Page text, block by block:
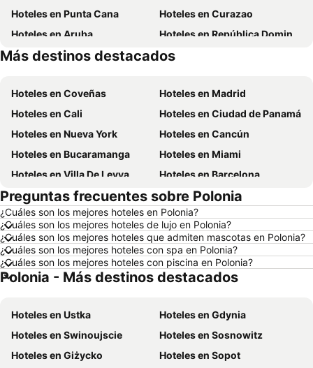
Hoteles en Punta Cana
Hoteles en Curazao
Hoteles en Aruba
Hoteles en República Dominicana
Hoteles en Panamá
Hoteles en Santiago de Chile
Más destinos destacados
Hoteles en Coveñas
Hoteles en Madrid
Hoteles en Cali
Hoteles en Ciudad de Panamá
Hoteles en Nueva York
Hoteles en Cancún
Hoteles en Bucaramanga
Hoteles en Miami
Hoteles en Villa De Leyva
Hoteles en Barcelona
Hoteles en Melgar
Hoteles en París
Hoteles en Roma
Hoteles en Ciudad de México
Hoteles en Pereira
Hoteles en Orlando
Hoteles en Villavicencio
Hoteles en Río de Janeiro
Hoteles en Girardot
Hoteles en San Andrés, Providencia and Santa Catalina
Hoteles en Los Cabos
Hoteles en Colombia
Hoteles en Isla Margarita
Hoteles en Riviera Maya
Hoteles en Risaralda
Hoteles en EE. UU.
Preguntas frecuentes sobre Polonia
¿Cuáles son los mejores hoteles en Polonia?
¿Cuáles son los mejores hoteles de lujo en Polonia?
¿Cuáles son los mejores hoteles que admiten mascotas en Polonia?
¿Cuáles son los mejores hoteles con spa en Polonia?
¿Cuáles son los mejores hoteles con piscina en Polonia?
Polonia - Más destinos destacados
Hoteles en Ustka
Hoteles en Gdynia
Hoteles en Swinoujscie
Hoteles en Sosnowitz
Hoteles en Giżycko
Hoteles en Sopot